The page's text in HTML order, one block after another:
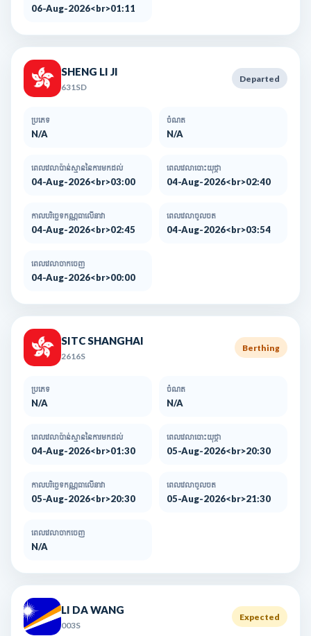
06-Aug-2026<br>01:11
SHENG LI JI
631SD
Departed
ប្រភេទ
N/A
ចំណត
N/A
ពេលវេលាប៉ាន់ស្មាននៃការមកដល់​
04-Aug-2026<br>03:00
ពេលវេលាបោះយុថ្កា
04-Aug-2026<br>02:40
កាលបរិច្ឆេទកណ្ណធាលើនាវា
04-Aug-2026<br>02:45
ពេលវេលាចូលចត
04-Aug-2026<br>03:54
ពេលវេលាចាកចេញ
04-Aug-2026<br>00:00
SITC SHANGHAI
2616S
Berthing
ប្រភេទ
N/A
ចំណត
N/A
ពេលវេលាប៉ាន់ស្មាននៃការមកដល់​
04-Aug-2026<br>01:30
ពេលវេលាបោះយុថ្កា
05-Aug-2026<br>20:30
កាលបរិច្ឆេទកណ្ណធាលើនាវា
05-Aug-2026<br>20:30
ពេលវេលាចូលចត
05-Aug-2026<br>21:30
ពេលវេលាចាកចេញ
N/A
LI DA WANG
003S
Expected